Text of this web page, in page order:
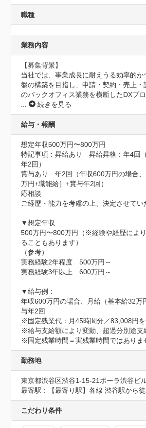
職種
業務内容
【募集背景】
当社では、事業成長に耐えうる効率的か
盤の構築を目指し、申請・契約・売上・
のバックオフィス業務を横断したDXプ
...
続きを見る
給与・報酬
想定年収500万円〜800万円
特記事項：昇給あり　昇給昇格：年4回
年2回）
賞与あり　年2回（年収600万円の場合
万円+職能給］+賞与年2回）
応相談
ご経歴・能力を考慮の上、決定させてい
▼想定年収
500万円〜800万円（※経験や経歴によ
ることもあります）
（参考）
実務経験2年程度　500万円～
実務経験3年以上　600万円～
▼給与例：
年収600万円の場合、月給（基本給32万
与年2回
※固定残業代：月45時間分／83,008円
※給与支給額により変動、超過分別途支
※固定残業時間＝実残業時間ではありま
勤務地
東京都渋谷区渋谷1-15-21ポーラ渋谷ビ
最寄駅：【最寄り駅】各線 渋谷駅から
こだわり条件